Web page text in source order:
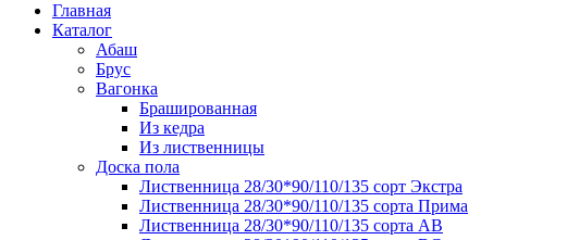
Главная
Каталог
Абаш
Брус
Вагонка
Брашированная
Из кедра
Из лиственницы
Доска пола
Лиственница 28/30*90/110/135 сорт Экстра
Лиственница 28/30*90/110/135 сорта Прима
Лиственница 28/30*90/110/135 сорта АВ